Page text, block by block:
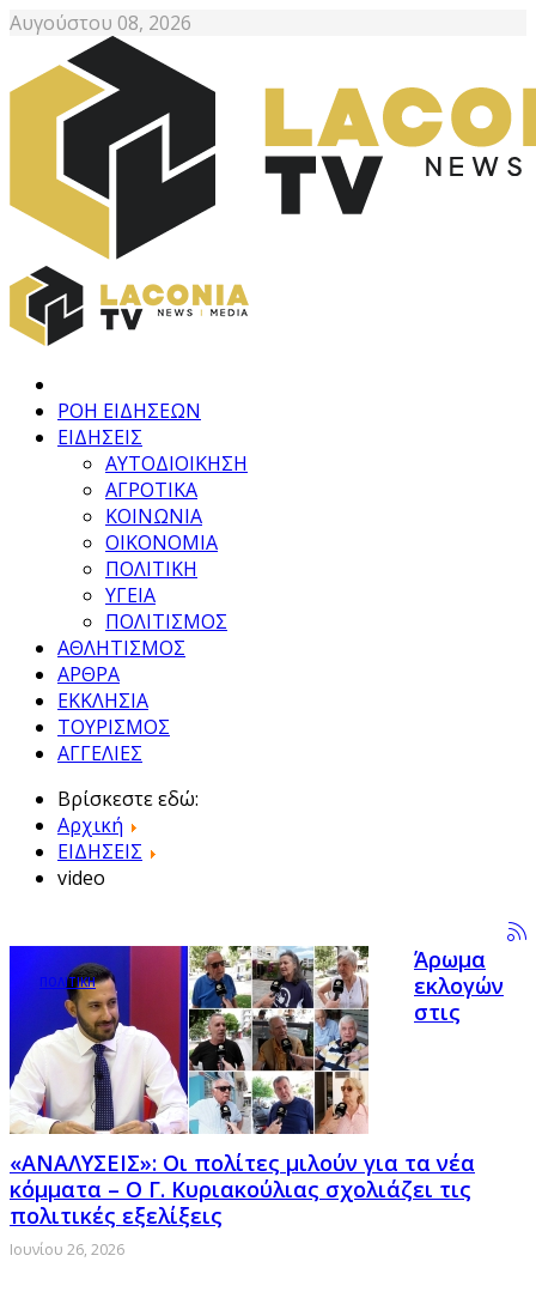
Αυγούστου 08, 2026
ΡΟΗ ΕΙΔΗΣΕΩΝ
ΕΙΔΗΣΕΙΣ
ΑΥΤΟΔΙΟΙΚΗΣΗ
ΑΓΡΟΤΙΚΑ
ΚΟΙΝΩΝΙΑ
ΟΙΚΟΝΟΜΙΑ
ΠΟΛΙΤΙΚΗ
ΥΓΕΙΑ
ΠΟΛΙΤΙΣΜΟΣ
ΑΘΛΗΤΙΣΜΟΣ
ΑΡΘΡΑ
ΕΚΚΛΗΣΙΑ
ΤΟΥΡΙΣΜΟΣ
ΑΓΓΕΛΙΕΣ
Βρίσκεστε εδώ:
Αρχική
ΕΙΔΗΣΕΙΣ
video
ΠΟΛΙΤΙΚΗ
Άρωμα
εκλογών
στις
«ΑΝΑΛΥΣΕΙΣ»: Οι πολίτες μιλούν για τα νέα
κόμματα – Ο Γ. Κυριακούλιας σχολιάζει τις
πολιτικές εξελίξεις
Ιουνίου 26, 2026